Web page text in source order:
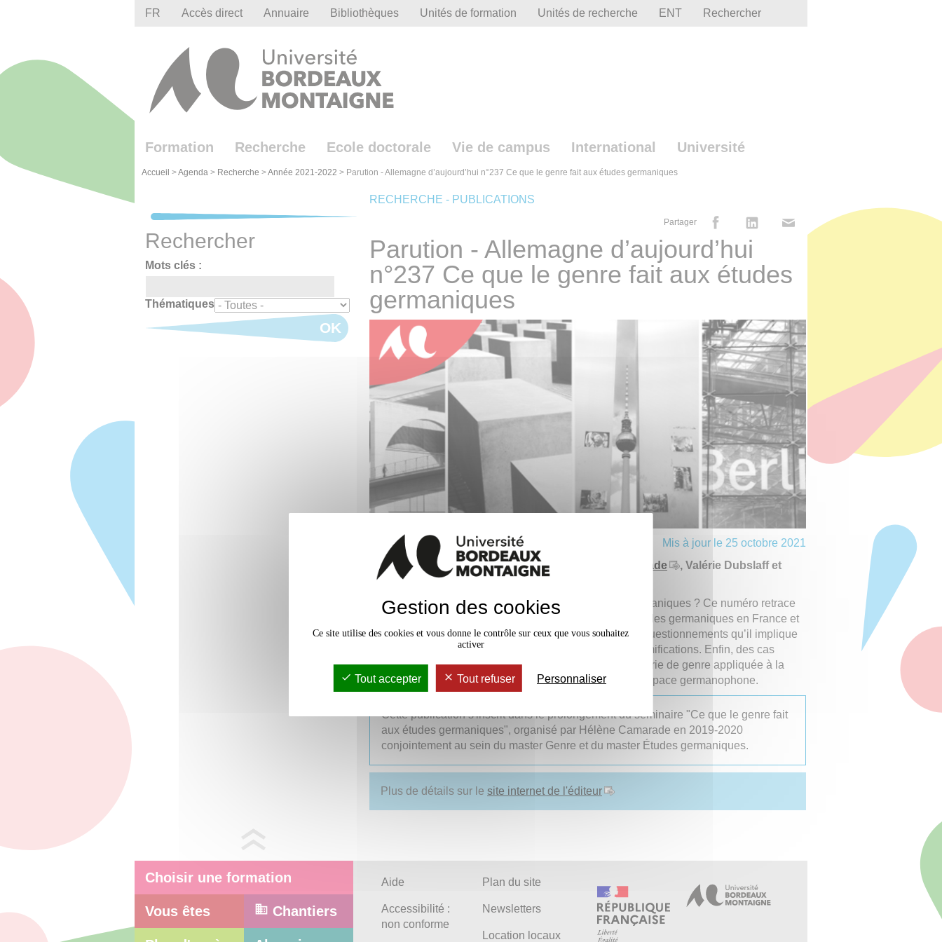
FR Accès direct Annuaire Bibliothèques Unités de formation Unités de recherche ENT Rechercher
Formation Recherche Ecole doctorale Vie de campus International Université
Accueil >Agenda > Recherche >Année 2021-2022 > Parution - Allemagne d’aujourd’hui n°237 Ce que le genre fait aux études germaniques
RECHERCHE - PUBLICATIONS
Partager
Parution - Allemagne d’aujourd’hui
n°237 Ce que le genre fait aux études
germaniques
Mis à jour le 25 octobre 2021
Dossier dirigé par Anne-Laure Briatte,
Hélène Camarade
, Valérie Dubslaff et
Sibylle Goepper
Qu'est-ce que le genre et qu'apporte-t-il aux Études germaniques ? Ce numéro retrace
les étapes de l’arrivée du concept de genre dans les Études germaniques en France et
propose des réflexions sur la façon dont le genre et les questionnements qu’il implique
contribuent à renouveler la discipline dans toutes ses ramifications. Enfin, des cas
d’étude montrent comment on peut opérer avec la catégorie de genre appliquée à la
langue, l’histoire, la littérature, la culture et les arts de l’espace germanophone.
Cette publication s'inscrit dans le prolongement du séminaire "Ce que le genre fait
aux études germaniques", organisé par Hélène Camarade en 2019-2020
conjointement au sein du master Genre et du master Études germaniques.
Plus de détails sur le site internet de l'éditeur
Rechercher
Mots clés :
Thématiques
OK
Choisir une formation
Vous êtes Chantiers
Aide
Accessibilité :
non conforme
Plan du site
Newsletters
Location locaux
Gestion des cookies
Ce site utilise des cookies et vous donne le contrôle sur ceux que vous souhaitez
activer
Tout accepter Tout refuser Personnaliser